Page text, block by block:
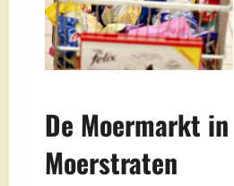
De Moermarkt in
Moerstraten